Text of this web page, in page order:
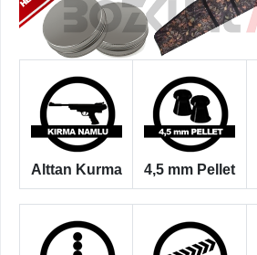
Alttan Kurma 4,5 mm Pellet